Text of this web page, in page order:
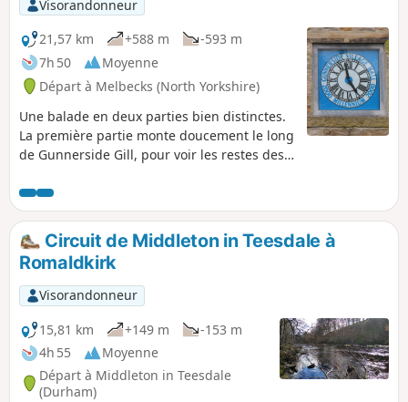
Hall. (Elle peut également commencer à
Romaldkirk ou Cotherstone).
Visorandonneur
21,57 km
+588 m
-593 m
7h 50
Moyenne
Départ à Melbecks (North Yorkshire)
Une balade en deux parties bien distinctes.
La première partie monte doucement le long
de Gunnerside Gill, pour voir les restes des
la lande jusqu'à la mine de Swinner Gill, où
un petit détour permet de voir une cascade
et une grotte. La balade tourne ensuite vers
le village de Keld. La deuxième partie
descend vers les cascades, puis traverse la
vallée en courbe jusqu'à Swaledale, où elle
passe par des terres agricoles typiques des
Yorkshire Dales.
Circuit de Middleton in Teesdale à
Romaldkirk
Visorandonneur
15,81 km
+149 m
-153 m
4h 55
Moyenne
Départ à Middleton in Teesdale
(Durham)